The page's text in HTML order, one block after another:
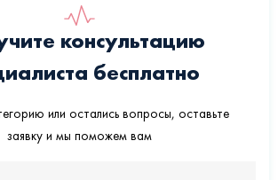
консультацию
бесплатно
или остались вопросы, оставьте
заявку и мы поможем вам